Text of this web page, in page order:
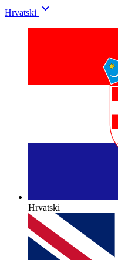
Hrvatski keyboard_arrow_down
Hrvatski